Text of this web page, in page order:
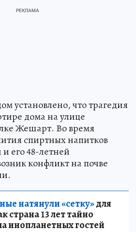
установлено, что трагедия
дома на улице
Жешарт. Во время
спиртных напитков
его 48-летней
конфликт на почве
натянули «сетку»для
страна 13 лет тайно
инопланетных гостей